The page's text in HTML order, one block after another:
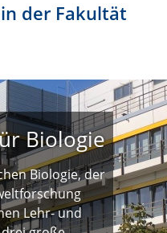
der Fakultät
Biologie
Biologie, der
Lehr- und